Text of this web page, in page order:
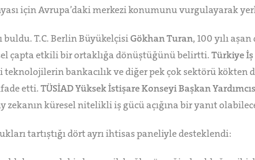
için Avrupa’daki merkezi konumunu vurgulayarak
T.C. Berlin BüyükelçisiGökhan Turan, 100 yılı
çapta etkili bir ortaklığa dönüştüğünü belirtti.Türkiye
bankacılık ve diğer pek çok sektörü kökten
etti.TÜSİAD Yüksek İstişare Konseyi Başkan
zekanın küresel nitelikli iş gücü açığına bir yanıt
tartıştığı dört ayrı ihtisas paneliyle desteklendi: